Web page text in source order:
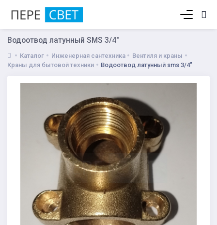
Водоотвод латунный SMS 3/4"
Каталог Инженерная сантехника
Вентиля и краны
Краны для бытовой техники
Водоотвод латунный sms 3/4"